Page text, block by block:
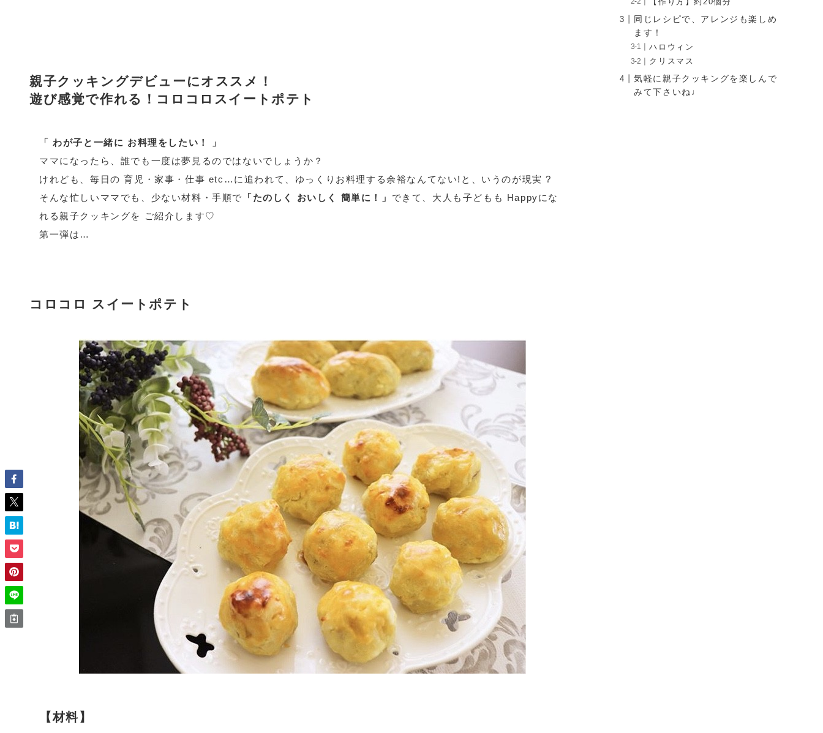
親子クッキングデビューにオススメ！
遊び感覚で作れる！コロコロスイートポテト
「 わが子と一緒に お料理をしたい！ 」
ママになったら、誰でも一度は夢見るのではないでしょうか？
けれども、毎日の 育児・家事・仕事 etc…に追われて、ゆっくりお料理する余裕なんてない!と、いうのが現実 ?
そんな忙しいママでも、少ない材料・手順で
「たのしく おいしく 簡単に！」 できて、大人も子どもも Happyにな
れる親子クッキングを ご紹介します♡
第一弾は…
コロコロ スイートポテト
【材料】
【作り方】約20個分
同じレシピで、アレンジも楽しめ
ます！
ハロウィン
クリスマス
気軽に親子クッキングを楽しんで
みて下さいね♩